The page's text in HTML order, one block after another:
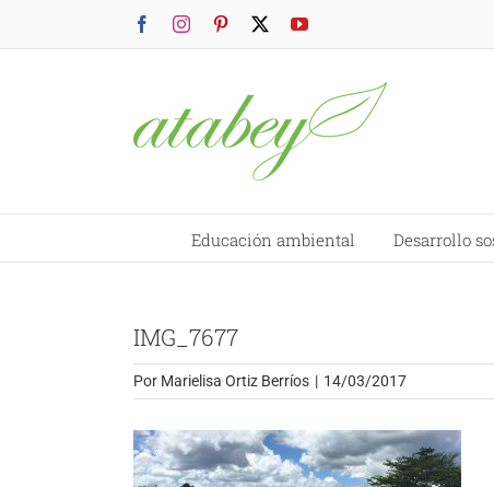
FacebookInstagramPinterest YouTube
Educación ambiental Desarrollo
IMG_7677
Por Marielisa Ortiz Berríos | 14/03/2017